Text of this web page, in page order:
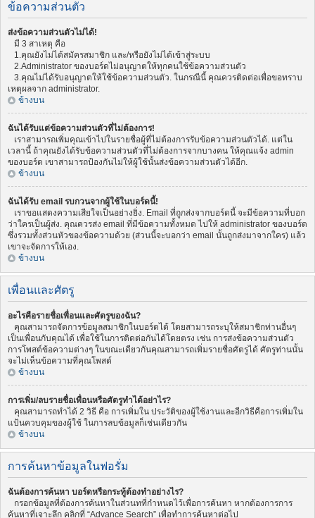
ข้อความส่วนตัว
ส่งข้อความส่วนตัวไม่ได้!
มี 3 สาเหตุ คือ
1.คุณยังไม่ได้สมัครสมาชิก และ/หรือยังไม่ได้เข้าสู่ระบบ
2.Administrator ของบอร์ดไม่อนุญาตให้ทุกคนใช้ข้อความส่วนตัว
3.คุณไม่ได้รับอนุญาตให้ใช้ข้อความส่วนตัว. ในกรณีนี้ คุณควรติดต่อเพื่อขอทราบ
เหตุผลจาก administrator.
ข้างบน
ฉันได้รับแต่ข้อความส่วนตัวที่ไม่ต้องการ!
เราสามารถเพิ่มคุณเข้าไปในรายชื่อผู้ที่ไม่ต้องการรับข้อความส่วนตัวได้. แต่ใน
เวลานี้ ถ้าคุณยังได้รับข้อความส่วนตัวที่ไม่ต้องการจากบางคน ให้คุณแจ้ง admin
ของบอร์ด เขาสามารถป้องกันไม่ให้ผู้ใช้นั้นส่งข้อความส่วนตัวได้อีก.
ข้างบน
ฉันได้รับ email รบกวนจากผู้ใช้ในบอร์ดนี้!
เราขอแสดงความเสียใจเป็นอย่างยิ่ง. Email ที่ถูกส่งจากบอร์ดนี้ จะมีข้อความที่บอก
ว่าใครเป็นผู้ส่ง. คุณควรส่ง email ที่มีข้อความทั้งหมด ไปให้ administrator ของบอร์ด
ซึ่งรวมทั้งส่วนหัวของข้อความด้วย (ส่วนนี้จะบอกว่า email นั้นถูกส่งมาจากใคร) แล้ว
เขาจะจัดการให้เอง.
ข้างบน
เพื่อนและศัตรู
อะไรคือรายชื่อเพื่อนและศัตรูของฉัน?
คุณสามารถจัดการข้อมูลสมาชิกในบอร์ดได้ โดยสามารถระบุให้สมาชิกท่านอื่นๆ
เป็นเพื่อนกับคุณได้ เพื่อใช้ในการติดต่อกันได้โดยตรง เช่น การส่งข้อความส่วนตัว
การโพสต์ข้อความต่างๆ ในขณะเดียวกันคุณสามารถเพิ่มรายชื่อศัตรูได้ ศัตรูท่านนั้น
จะไม่เห็นข้อความที่คุณโพสต์
ข้างบน
การเพิ่ม/ลบรายชื่อเพื่อนหรือศัตรูทำได้อย่าไร?
คุณสามารถทำได้ 2 วิธี คือ การเพิ่มใน ประวัติของผู้ใช้งานและอีกวิธีคือการเพิ่มใน
แป้นควบคุมของผู้ใช้ ในการลบข้อมูลก็เช่นเดียวกัน
ข้างบน
การค้นหาข้อมูลในฟอรั่ม
ฉันต้องการค้นหา บอร์ดหรือกระทู้ต้องทำอย่างไร?
กรอกข้อมูลที่ต้องการค้นหาในส่วนทที่กำหนดไว้เพื่อการค้นหา หากต้องการการ
ค้นหาที่เจาะลึก คลิกที่ “Advance Search” เพื่อทำการค้นหาต่อไป